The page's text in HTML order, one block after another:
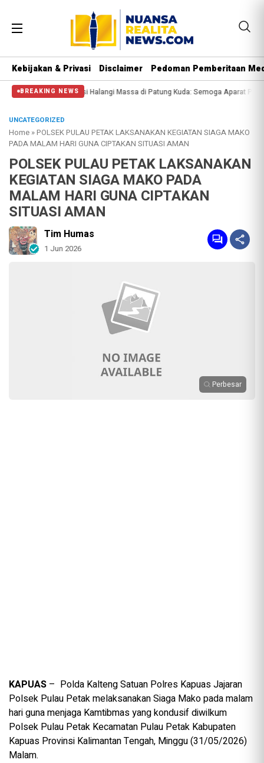
Kebijakan & Privasi Disclaimer Pedoman Pemberitaan
BREAKING NEWS
Polisi Halangi Massa di Patung Kuda: Semoga Aparat Punya Hati Nurani
UNCATEGORIZED
Home »POLSEK PULAU PETAK LAKSANAKAN KEGIATAN SIAGA MAKO
PADA MALAM HARI GUNA CIPTAKAN SITUASI AMAN
POLSEK PULAU PETAK LAKSANAKAN
KEGIATAN SIAGA MAKO PADA
MALAM HARI GUNA CIPTAKAN
SITUASI AMAN
Tim Humas
1 Jun 2026
Perbesar
KAPUAS – Polda Kalteng Satuan Polres Kapuas Jajaran
Polsek Pulau Petak melaksanakan Siaga Mako pada malam
hari guna menjaga Kamtibmas yang kondusif diwilkum
Polsek Pulau Petak Kecamatan Pulau Petak Kabupaten
Kapuas Provinsi Kalimantan Tengah, Minggu (31/05/2026)
Malam.